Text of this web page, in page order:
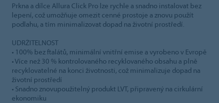
Prkna a dílce Allura Click Pro lze rychle a snadno instalovat bez
lepení, což umožňuje omezit cenné prostoje a znovu použít
podlahu, a tím minimalizovat dopad na životní prostředí.
UDRŽITELNOST
• 100% bez ftalátů, minimální vnitřní emise a vyrobeno v Evropě
• Více než 30 % kontrolovaného recyklovaného obsahu a plně
recyklovatelné na konci životnosti, což minimalizuje dopad na
životní prostředí
• Snadno znovupoužitelný produkt LVT, připravený na cirkulární
ekonomiku